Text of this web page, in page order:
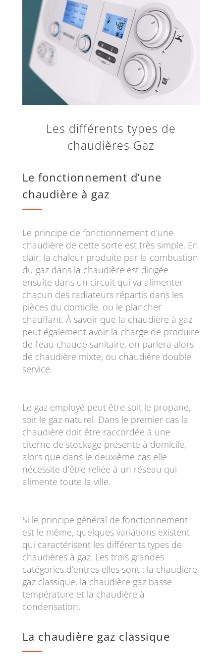
Les différents types de
chaudières Gaz
Le fonctionnement d’une
chaudière à gaz
Le principe de fonctionnement d’une
chaudière de cette sorte est très simple. En
clair, la chaleur produite par la combustion
du gaz dans la chaudière est dirigée
ensuite dans un circuit qui va alimenter
chacun des radiateurs répartis dans les
pièces du domicile, ou le plancher
chauffant. À savoir que la chaudière à gaz
peut également avoir la charge de produire
de l’eau chaude sanitaire, on parlera alors
de chaudière mixte, ou chaudière double
service.
Le gaz employé peut être soit le propane,
soit le gaz naturel. Dans le premier cas la
chaudière doit être raccordée à une
citerne de stockage présente à domicile,
alors que dans le deuxième cas elle
nécessite d’être reliée à un réseau qui
alimente toute la ville.
Si le principe général de fonctionnement
est le même, quelques variations existent
qui caractérisent les différents types de
chaudières à gaz. Les trois grandes
catégories d’entres elles sont : la chaudière
gaz classique, la chaudière gaz basse
température et la chaudière à
condensation.
La chaudière gaz classique